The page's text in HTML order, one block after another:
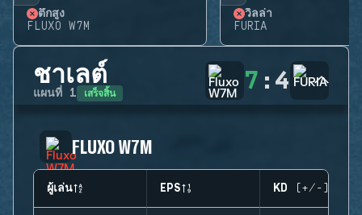
ตึกสูง
FLUXO W7M
วิลล่า
FURIA
ชาเลต์
แผนที่ 1 เสร็จสิ้น 7 : 4
FLUXO W7M
ผู้เล่น EPS KD (+/-)